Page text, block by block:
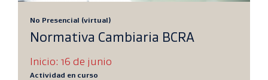
No Presencial (virtual)
Normativa Cambiaria BCRA
Inicio: 16 de junio
Actividad en curso